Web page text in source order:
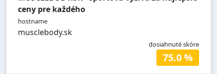
ceny pre každého
hostname
musclebody.sk
dosiahnuté skóre
75.0 %